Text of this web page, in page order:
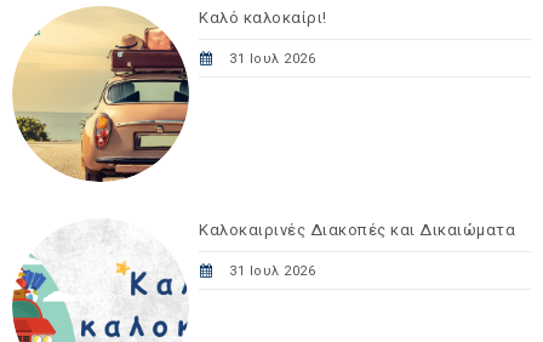
Καλό καλοκαίρι!
31 Ιουλ 2026
Καλοκαιρινές Διακοπές και Δικαιώματα
31 Ιουλ 2026